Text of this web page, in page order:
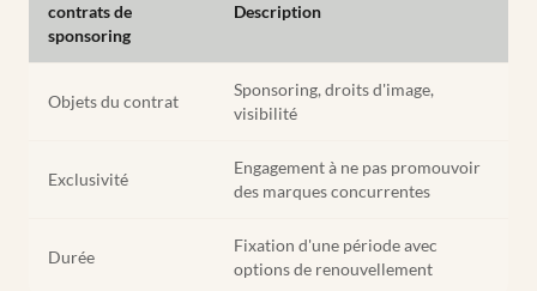
contrats de
sponsoring
Description
Objets du contrat
Sponsoring, droits d'image,
visibilité
Exclusivité
Engagement à ne pas promouvoir
des marques concurrentes
Durée
Fixation d'une période avec
options de renouvellement